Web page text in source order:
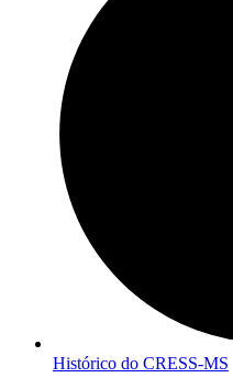
Histórico do CRESS-MS